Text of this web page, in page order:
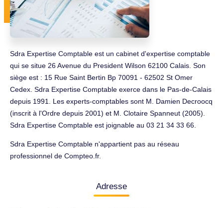
Sdra Expertise Comptable est un cabinet d'expertise comptable
qui se situe 26 Avenue du President Wilson 62100 Calais. Son
siège est : 15 Rue Saint Bertin Bp 70091 - 62502 St Omer
Cedex. Sdra Expertise Comptable exerce dans le Pas-de-Calais
depuis 1991. Les experts-comptables sont M. Damien Decroocq
(inscrit à l'Ordre depuis 2001) et M. Clotaire Spanneut (2005).
Sdra Expertise Comptable est joignable au 03 21 34 33 66.
Sdra Expertise Comptable n'appartient pas au réseau
professionnel de Compteo.fr.
Adresse